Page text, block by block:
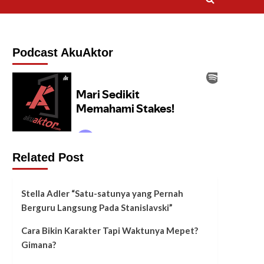
Podcast AkuAktor
Related Post
Stella Adler “Satu-satunya yang Pernah
Berguru Langsung Pada Stanislavski”
Cara Bikin Karakter Tapi Waktunya Mepet?
Gimana?